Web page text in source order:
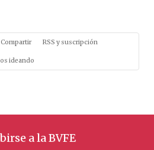
Compartir RSS y suscripción
ideando
a la BVFE